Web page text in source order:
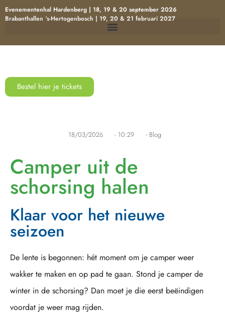
Evenementenhal Hardenberg | 18, 19 & 20 september 2026
Brabanthallen ‘s-Hertogenbosch | 19, 20 & 21 februari 2027
Bestel hier je tickets
18/03/2026 - 10:29 - Blog
Camper uit de
schorsing halen
Klaar voor het nieuwe
seizoen
De lente is begonnen: hét moment om je camper weer
wakker te maken en op pad te gaan. Stond je camper de
winter in de schorsing? Dan moet je die eerst beëindigen
voordat je weer mag rijden.